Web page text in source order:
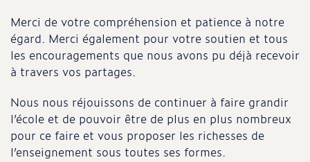
Merci de votre compréhension et patience à notre
égard. Merci également pour votre soutien et tous
les encouragements que nous avons pu déjà recevoir
à travers vos partages.
Nous nous réjouissons de continuer à faire grandir
l’école et de pouvoir être de plus en plus nombreux
pour ce faire et vous proposer les richesses de
l’enseignement sous toutes ses formes.